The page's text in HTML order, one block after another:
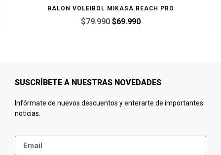
BALON VOLEIBOL MIKASA BEACH PRO
$79.990 $69.990
SUSCRÍBETE A NUESTRAS NOVEDADES
Infórmate de nuevos descuentos y enterarte de importantes
noticias.